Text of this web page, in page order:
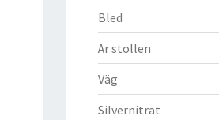
Bled
Är stollen
Väg
Silvernitrat